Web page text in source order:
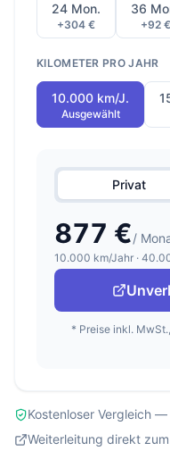
24 Mon.
+304 €
36
+92 €
KILOMETER PRO JAHR
10.000 km/J.
Ausgewählt
Privat
877 €/
10.000 km/Jahr ·
* Preise inkl.
Kostenloser Vergleich
Weiterleitung direkt